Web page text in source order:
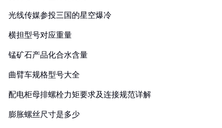
光线传媒参投三国的星空爆冷
横担型号对应重量
锰矿石产品化合水含量
曲臂车规格型号大全
配电柜母排螺栓力矩要求及连接规范详解
膨胀螺丝尺寸是多少